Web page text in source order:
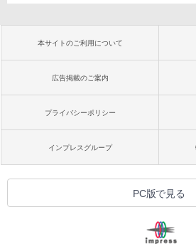
本サイトのご利用について
広告掲載のご案内
プライバシーポリシー
インプレスグループ
PC版で見る